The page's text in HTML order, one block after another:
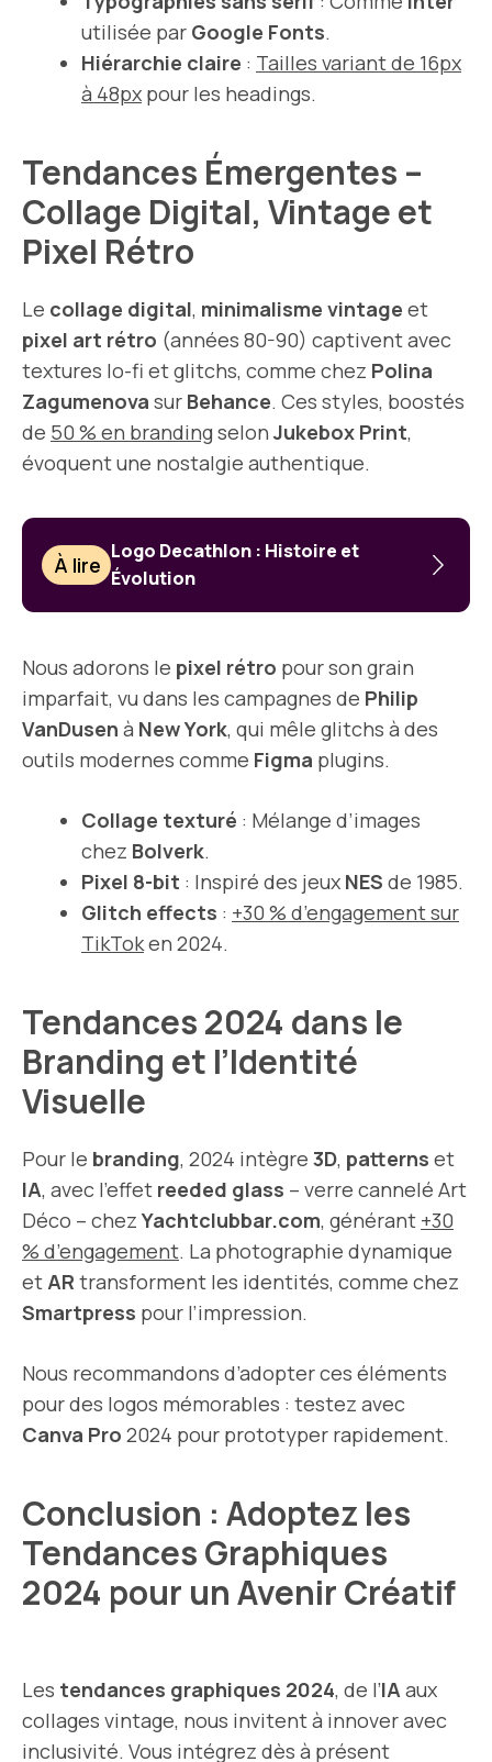
utilisée par Google Fonts.
Hiérarchie claire : Tailles variant de 16px
à 48px pour les headings.
Tendances Émergentes –
Collage Digital, Vintage et
Pixel Rétro
Le collage digital, minimalisme vintage et
pixel art rétro (années 80-90) captivent avec
textures lo-fi et glitchs, comme chez Polina
Zagumenova sur Behance. Ces styles, boostés
de 50 % en brandingselonJukebox Print,
évoquent une nostalgie authentique.
À lire
Logo Decathlon : Histoire et
Évolution
Nous adorons le pixel rétro pour son grain
imparfait, vu dans les campagnes de Philip
VanDusen à New York, qui mêle glitchs à des
outils modernes comme Figma plugins.
Collage texturé : Mélange d’images
chez Bolverk.
Pixel 8-bit : Inspiré des jeux NES de 1985.
Glitch effects : +30 % d’engagement sur
TikToken 2024.
Tendances 2024 dans le
Branding et l’Identité
Visuelle
Pour le branding, 2024 intègre 3D, patterns et
IA, avec l’effet reeded glass – verre cannelé Art
Déco – chezYachtclubbar.com, générant +30
% d’engagement. La photographie dynamique
et AR transforment les identités, comme chez
Smartpress pour l’impression.
Nous recommandons d’adopter ces éléments
pour des logos mémorables : testez avec
Canva Pro 2024 pour prototyper rapidement.
Conclusion : Adoptez les
Tendances Graphiques
2024 pour un Avenir Créatif
Les tendances graphiques 2024, de l’IA aux
collages vintage, nous invitent à innover avec
inclusivité. Vous intégrez dès à présent